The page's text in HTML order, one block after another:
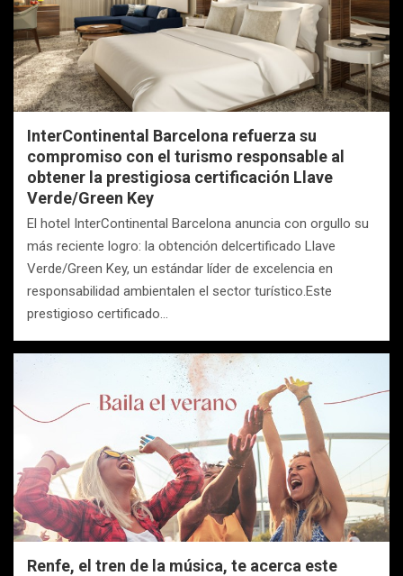
InterContinental Barcelona refuerza su
compromiso con el turismo responsable al
obtener la prestigiosa certificación Llave
Verde/Green Key
El hotel InterContinental Barcelona anuncia con orgullo su
más reciente logro: la obtención delcertificado Llave
Verde/Green Key, un estándar líder de excelencia en
responsabilidad ambientalen el sector turístico.Este
prestigioso certificado…
Renfe, el tren de la música, te acerca este